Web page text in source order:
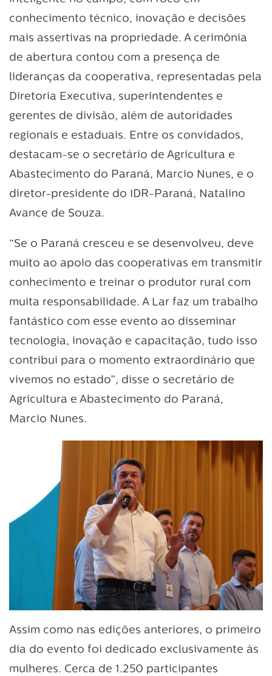
conhecimento técnico, inovação e decisões
mais assertivas na propriedade. A cerimônia
de abertura contou com a presença de
lideranças da cooperativa, representadas pela
Diretoria Executiva, superintendentes e
gerentes de divisão, além de autoridades
regionais e estaduais. Entre os convidados,
destacam-se o secretário de Agricultura e
Abastecimento do Paraná, Marcio Nunes, e o
diretor-presidente do IDR-Paraná, Natalino
Avance de Souza.
“Se o Paraná cresceu e se desenvolveu, deve
muito ao apoio das cooperativas em transmitir
conhecimento e treinar o produtor rural com
muita responsabilidade. A Lar faz um trabalho
fantástico com esse evento ao disseminar
tecnologia, inovação e capacitação, tudo isso
contribui para o momento extraordinário que
vivemos no estado”, disse o secretário de
Agricultura e Abastecimento do Paraná,
Marcio Nunes.
Assim como nas edições anteriores, o primeiro
dia do evento foi dedicado exclusivamente às
mulheres. Cerca de 1.250 participantes